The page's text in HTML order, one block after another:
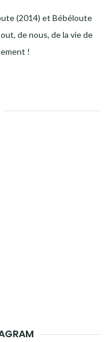
(2014) et Bébéloute
de nous, de la vie de
!